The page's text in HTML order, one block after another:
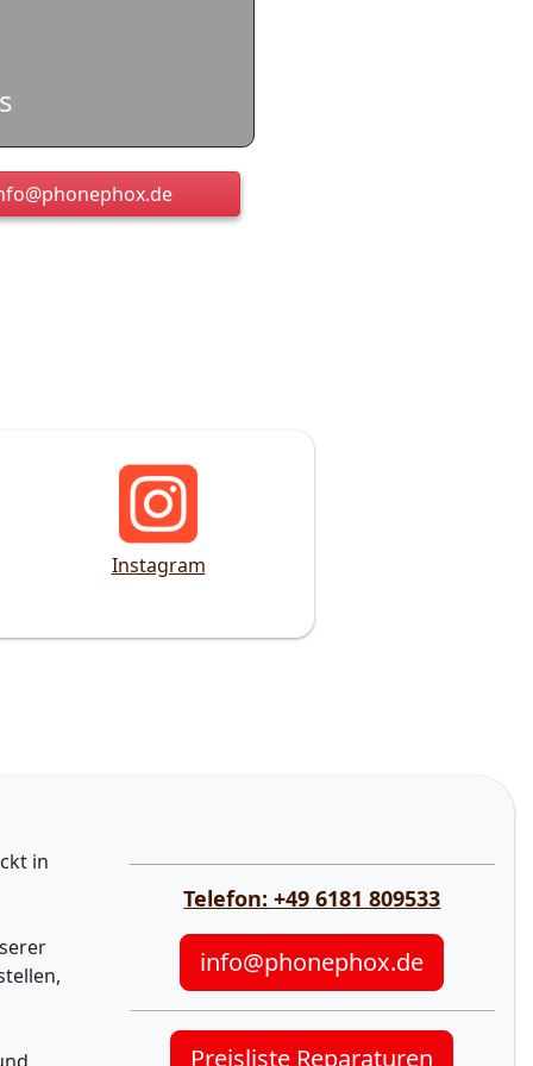
Instagram
in
Telefon: +49 6181 809533
info@phonephox.de
Preisliste Reparaturen